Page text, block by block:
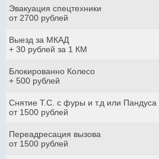
Эвакуация спецтехники
от 2700 рублей
Выезд за МКАД
+ 30 рублей за 1 КМ
Блокированно Колесо
+ 500 рублей
Снятие Т.С. с фуры и т.д или Пандуса
от 1500 рублей
Переадресация вызова
от 1500 рублей